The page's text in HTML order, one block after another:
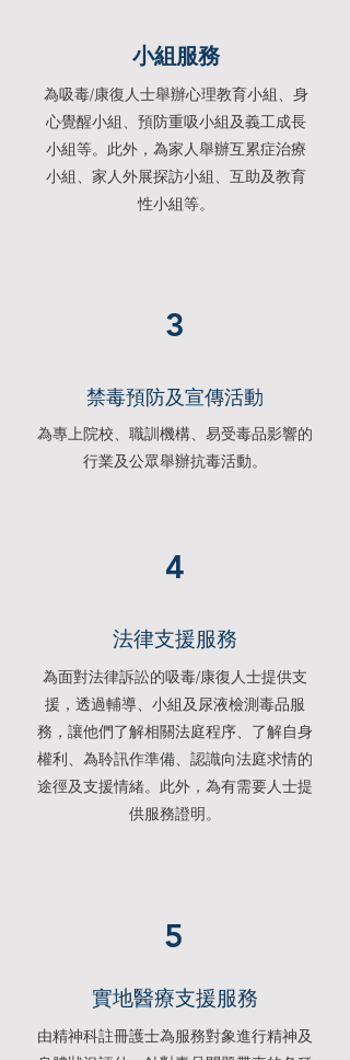
小組服務
為吸毒/康復人士舉辦心理教育小組、身
心覺醒小組、預防重吸小組及義工成長
小組等。此外，為家人舉辦互累症治療
小組、家人外展探訪小組、互助及教育
性小組等。
3
禁毒預防及宣傳活動
為專上院校、職訓機構、易受毒品影響的
行業及公眾舉辦抗毒活動。
4
法律支援服務
為面對法律訴訟的吸毒/康復人士提供支
援，透過輔導、小組及尿液檢測毒品服
務，讓他們了解相關法庭程序、了解自身
權利、為聆訊作準備、認識向法庭求情的
途徑及支援情緒。此外，為有需要人士提
供服務證明。
5
實地醫療支援服務
由精神科註冊護士為服務對象進行精神及